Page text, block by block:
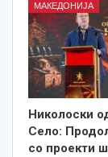
МАКЕДОНИЈА
Николоски
Село:
со проекти